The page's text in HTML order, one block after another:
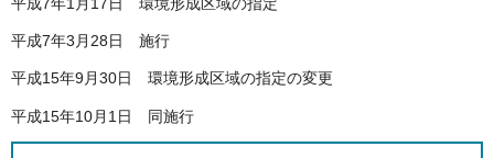
平成7年3月28日 施行
平成15年9月30日 環境形成区域の指定の変更
平成15年10月1日 同施行